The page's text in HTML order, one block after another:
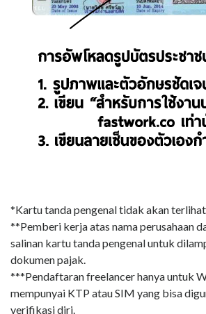
*Kartu tanda pengenal tidak akan
**Pemberi kerja atas nama perusahaan
salinan kartu tanda pengenal untuk
dokumen pajak.
***Pendaftaran freelancer hanya untuk
mempunyai KTP atau SIM yang bisa
verifikasi diri.